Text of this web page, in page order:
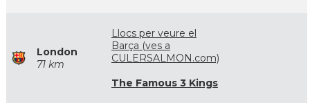
London
71 km
Llocs per veure el
Barça (ves a
CULERSALMON.com)
The Famous 3 Kings